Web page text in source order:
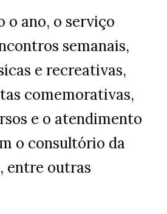
o ano, o serviço
semanais,
e recreativas,
comemorativas,
e o atendimento
o consultório da
entre outras